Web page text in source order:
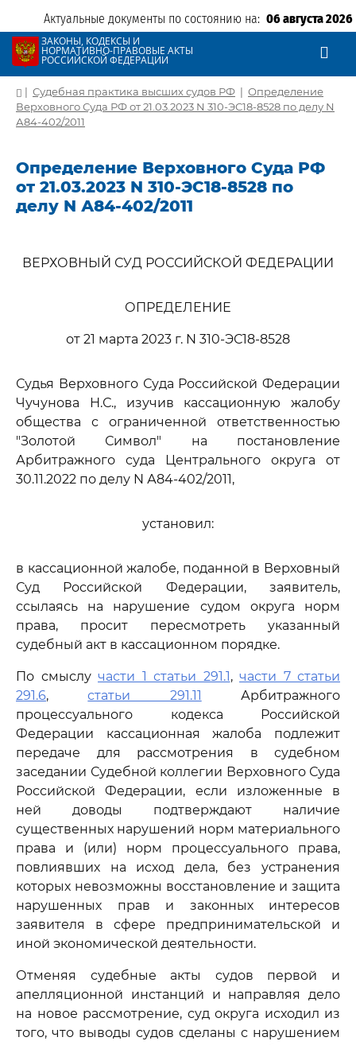
Актуальные документы по состоянию на: 06 августа 2026
ЗАКОНЫ, КОДЕКСЫ И
НОРМАТИВНО-ПРАВОВЫЕ АКТЫ
РОССИЙСКОЙ ФЕДЕРАЦИИ
| Судебная практика высших судов РФ | Определение
Верховного Суда РФ от 21.03.2023 N 310-ЭС18-8528 по делу N
А84-402/2011
Определение Верховного Суда РФ
от 21.03.2023 N 310-ЭС18-8528 по
делу N А84-402/2011
ВЕРХОВНЫЙ СУД РОССИЙСКОЙ ФЕДЕРАЦИИ
ОПРЕДЕЛЕНИЕ
от 21 марта 2023 г. N 310-ЭС18-8528
Судья Верховного Суда Российской Федерации
Чучунова Н.С., изучив кассационную жалобу
общества с ограниченной ответственностью
"Золотой Символ" на постановление
Арбитражного суда Центрального округа от
30.11.2022 по делу N А84-402/2011,
установил:
в кассационной жалобе, поданной в Верховный
Суд Российской Федерации, заявитель,
ссылаясь на нарушение судом округа норм
права, просит пересмотреть указанный
судебный акт в кассационном порядке.
По смыслу части 1 статьи 291.1, части 7 статьи
291.6,статьи 291.11 Арбитражного
процессуального кодекса Российской
Федерации кассационная жалоба подлежит
передаче для рассмотрения в судебном
заседании Судебной коллегии Верховного Суда
Российской Федерации, если изложенные в
ней доводы подтверждают наличие
существенных нарушений норм материального
права и (или) норм процессуального права,
повлиявших на исход дела, без устранения
которых невозможны восстановление и защита
нарушенных прав и законных интересов
заявителя в сфере предпринимательской и
иной экономической деятельности.
Отменяя судебные акты судов первой и
апелляционной инстанций и направляя дело
на новое рассмотрение, суд округа исходил из
того, что выводы судов сделаны с нарушением